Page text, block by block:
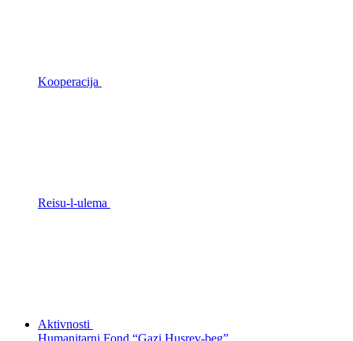
Kooperacija
Reisu-l-ulema
Aktivnosti
Humanitarni Fond “Gazi Husrev-beg”